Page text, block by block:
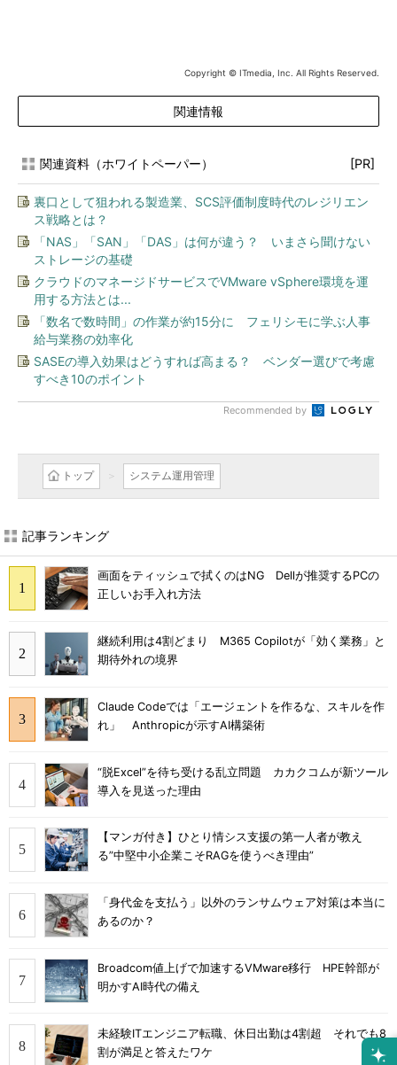
Copyright © ITmedia, Inc. All Rights Reserved.
関連情報
関連資料（ホワイトペーパー） [PR]
裏口として狙われる製造業、SCS評価制度時代のレジリエン
ス戦略とは？
「NAS」「SAN」「DAS」は何が違う？ いまさら聞けない
ストレージの基礎
クラウドのマネージドサービスでVMware vSphere環境を運
用する方法とは...
「数名で数時間」の作業が約15分に フェリシモに学ぶ人事
給与業務の効率化
SASEの導入効果はどうすれば高まる？ ベンダー選びで考慮
すべき10のポイント
Recommended by
トップ システム運用管理
記事ランキング
画面をティッシュで拭くのはNG Dellが推奨するPCの
正しいお手入れ方法
継続利用は4割どまり M365 Copilotが「効く業務」と
期待外れの境界
Claude Codeでは「エージェントを作るな、スキルを作
れ」 Anthropicが示すAI構築術
“脱Excel”を待ち受ける乱立問題 カカクコムが新ツール
導入を見送った理由
【マンガ付き】ひとり情シス支援の第一人者が教え
る”中堅中小企業こそRAGを使うべき理由”
「身代金を支払う」以外のランサムウェア対策は本当に
あるのか？
Broadcom値上げで加速するVMware移行 HPE幹部が
明かすAI時代の備え
未経験ITエンジニア転職、休日出勤は4割超 それでも8
割が満足と答えたワケ